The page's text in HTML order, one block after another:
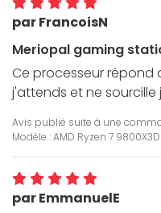
par FrancoisN
Meriopal gaming
Ce processeur répond
j'attends et ne sourcille
Avis publié suite à une
Modèle : AMD Ryzen 7
par EmmanuelE